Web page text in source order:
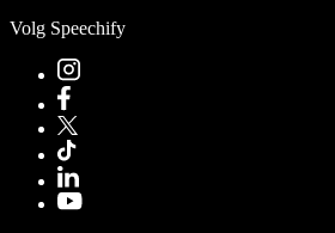
Volg Speechify